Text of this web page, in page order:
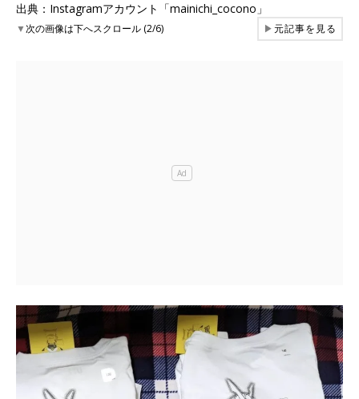
出典：Instagramアカウント「mainichi_cocono」
▼次の画像は下へスクロール (2/6) ▶元記事を見る